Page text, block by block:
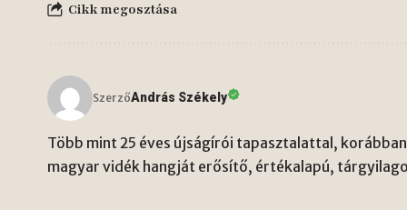
Cikk megosztása
SzerzőAndrás Székely
Több mint 25 éves újságírói tapasztalattal,
magyar vidék hangját erősítő, értékalapú,